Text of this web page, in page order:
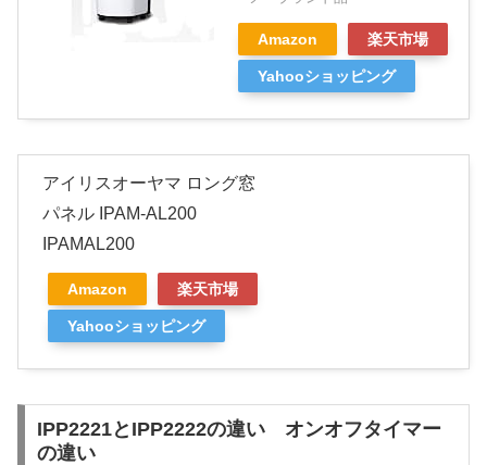
Amazon 楽天市場
Yahooショッピング
アイリスオーヤマ ロング窓
パネル IPAM-AL200
IPAMAL200
Amazon 楽天市場
Yahooショッピング
IPP2221とIPP2222の違い オンオフタイマー
の違い